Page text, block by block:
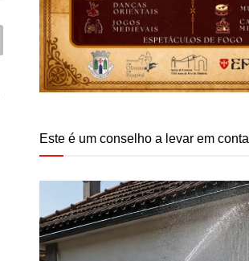
Este é um conselho a levar em conta